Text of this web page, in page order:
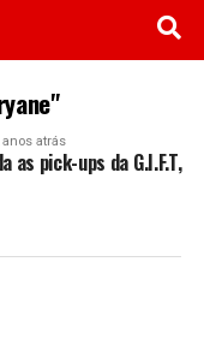
anos atrás
as pick-ups da G.I.F.T,